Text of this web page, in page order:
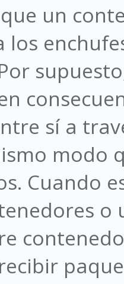
un
los
sí a
modo
Cuando
o